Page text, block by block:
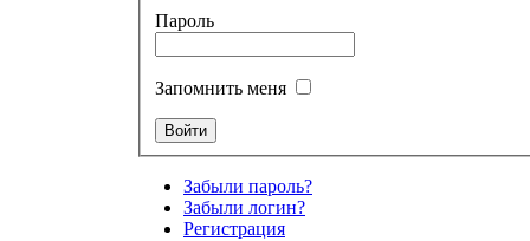
Пароль
Запомнить меня
Забыли пароль?
Забыли логин?
Регистрация